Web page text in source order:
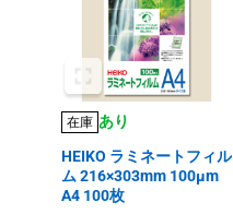
在庫 あり
HEIKO ラミネートフィル
ム 216×303mm 100μm
A4 100枚